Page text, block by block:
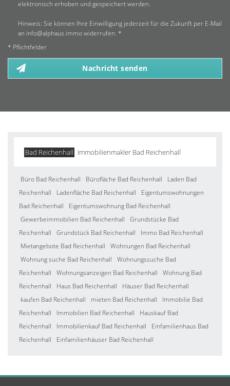
elektronisch erhoben und gespeichert werden.
Hinweis: Sie können Ihre Einwilligung jederzeit für die Zukunft per E-Mail
an info@alphaus.immo widerrufen. *
* Pflichtfelder
Nachricht senden
Bad Reichenhall Immobilienmakler Bad Reichenhall
Büro Bad Reichenhall Bürofläche Bad Reichenhall
Laden Bad
Reichenhall
Ladenfläche Bad Reichenhall
Eigentumswohnungen
Bad Reichenhall
Eigentumswohnung Bad Reichenhall
Gewerbeimmobilien Bad Reichenhall
Grundstücke Bad
Reichenhall
Grundstück Bad Reichenhall
Immo Bad Reichenhall
Mietangebote Bad Reichenhall
Wohnungen Bad Reichenhall
Wohnung suche Bad Reichenhall
Wohnungssuche Bad
Reichenhall
Wohnungsanzeigen Bad Reichenhall
Wohnung Bad
Reichenhall
Haus Bad Reichenhall
Häuser Bad Reichenhall
kaufen Bad Reichenhall
mieten Bad Reichenhall
Immobilie Bad
Reichenhall
Immobilien Bad Reichenhall
Hauskauf Bad
Reichenhall
Immobilienkauf Bad Reichenhall
Einfamilienhaus Bad
Reichenhall
Einfamilienhäuser Bad Reichenhall